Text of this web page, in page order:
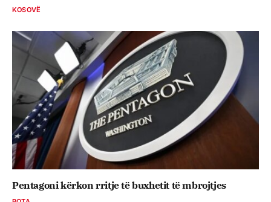
KOSOVË
Pentagoni kërkon rritje të buxhetit të mbrojtjes